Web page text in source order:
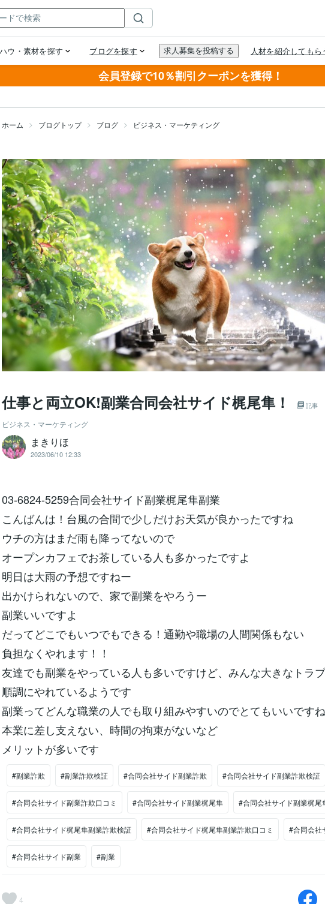
会員登録で10％割引クーポンを獲得！
ホーム ブログトップ ブログ ビジネス・マーケティング
仕事と両立OK!副業合同会社サイド梶尾隼！ 記事
ビジネス・マーケティング
まきりほ
2023/06/10 12:33
03-6824-5259合同会社サイド副業梶尾隼副業
こんばんは！台風の合間で少しだけお天気が良かったですね
ウチの方はまだ雨も降ってないので
オープンカフェでお茶している人も多かったですよ
明日は大雨の予想ですねー
出かけられないので、家で副業をやろうー
副業いいですよ
だってどこでもいつでもできる！通勤や職場の人間関係もない
負担なくやれます！！
友達でも副業をやっている人も多いですけど、みんな大きなトラ
順調にやれているようです
副業ってどんな職業の人でも取り組みやすいのでとてもいいですね
本業に差し支えない、時間の拘束がないなど
メリットが多いです
#副業詐欺 #副業詐欺検証 #合同会社サイド副業詐欺 #合同会社サイド副業詐欺検証
#合同会社サイド副業詐欺口コミ #合同会社サイド副業梶尾隼 #合同会社サイド副業梶尾
#合同会社サイド梶尾隼副業詐欺検証 #合同会社サイド梶尾隼副業詐欺口コミ #合同会社
#合同会社サイド副業 #副業
4